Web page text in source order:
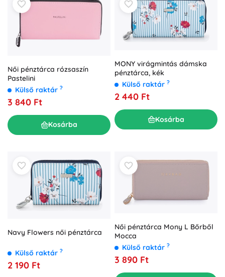
Női pénztárca rózsaszín
Pastelini
Külső raktár ?
3 840 Ft
Kosárba
MONY virágmintás dámska
pénztárca, kék
Külső raktár ?
2 440 Ft
Kosárba
Navy Flowers női pénztárca
Külső raktár ?
2 190 Ft
Női pénztárca Mony L Bőrből
Mocca
Külső raktár ?
3 890 Ft